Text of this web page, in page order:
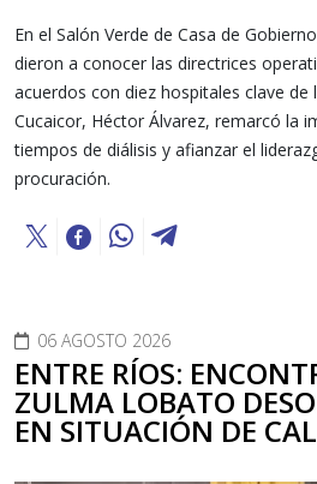
En el Salón Verde de Casa de
dieron a conocer las directrices
acuerdos con diez hospitales clave de
Cucaicor, Héctor Álvarez, remarcó la
tiempos de diálisis y afianzar el
procuración.
06 AGOSTO 2026
ENTRE RÍOS:
ZULMA LOBATO
EN SITUACIÓN DE